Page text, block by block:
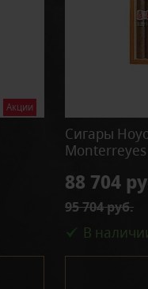
Акции
Сигары
88 704
95 704 руб.
В